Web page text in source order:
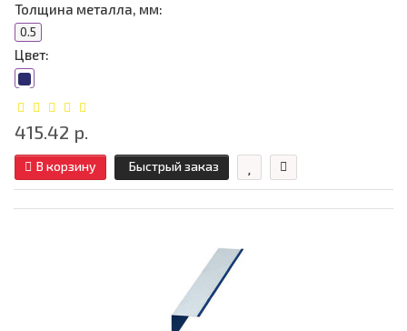
Толщина металла, мм:
0.5
Цвет:
415.42 р.
В корзину Быстрый заказ